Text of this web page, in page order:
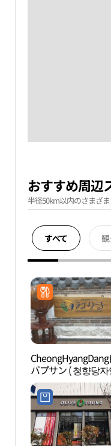
おすすめ周辺
半径50km以内のさまざ
すべて
バプサン ( 청향당
상 )